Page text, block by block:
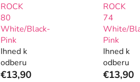
ROCK
80
White/Black-
Pink
Ihned k
odberu
€13,90
ROCK
74
White/
Pink
Ihned k
odberu
€13,90